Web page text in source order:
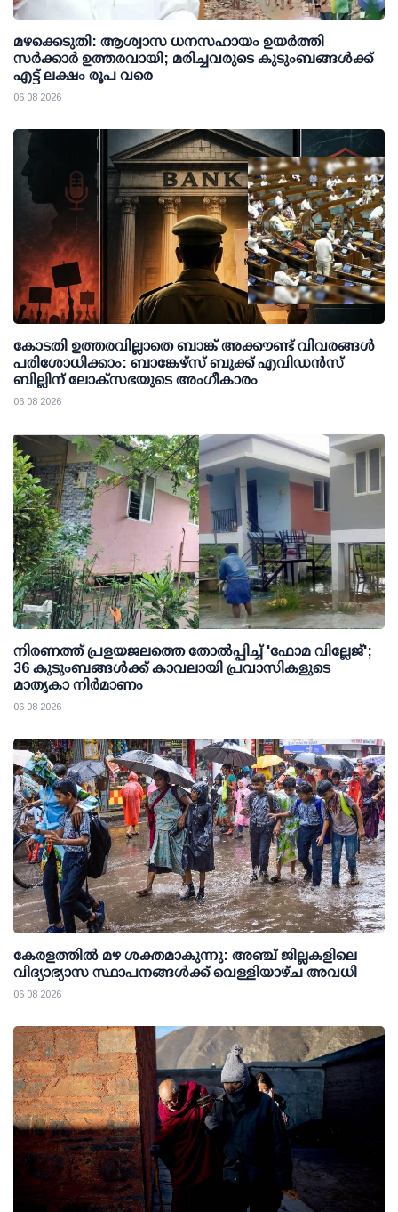
മഴക്കെടുതി: ആശ്വാസ ധനസഹായം ഉയര്‍ത്തി
സര്‍ക്കാര്‍ ഉത്തരവായി; മരിച്ചവരുടെ കുടുംബങ്ങള്‍ക്ക്
എട്ട് ലക്ഷം രൂപ വരെ
06 08 2026
കോടതി ഉത്തരവില്ലാതെ ബാങ്ക് അക്കൗണ്ട് വിവരങ്ങള്‍
പരിശോധിക്കാം: ബാങ്കേഴ്സ് ബുക്ക് എവിഡന്‍സ്
ബില്ലിന് ലോക്സഭയുടെ അംഗീകാരം
06 08 2026
നിരണത്ത് പ്രളയജലത്തെ തോല്‍പ്പിച്ച് 'ഫോമ വില്ലേജ്';
36 കുടുംബങ്ങള്‍ക്ക് കാവലായി പ്രവാസികളുടെ
മാതൃകാ നിര്‍മാണം
06 08 2026
കേരളത്തില്‍ മഴ ശക്തമാകുന്നു: അഞ്ച് ജില്ലകളിലെ
വിദ്യാഭ്യാസ സ്ഥാപനങ്ങള്‍ക്ക് വെള്ളിയാഴ്ച അവധി
06 08 2026